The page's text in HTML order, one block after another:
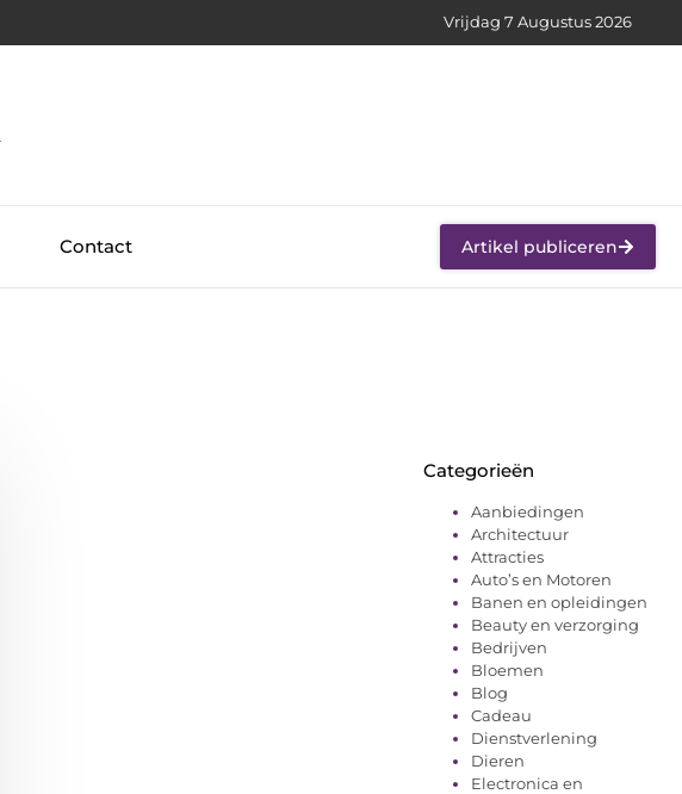
Vrijdag 7 Augustus 2026
Contact Artikel publiceren
Categorieën
Aanbiedingen
Architectuur
Attracties
Auto’s en Motoren
Banen en opleidingen
Beauty en verzorging
Bedrijven
Bloemen
Blog
Cadeau
Dienstverlening
Dieren
Electronica en